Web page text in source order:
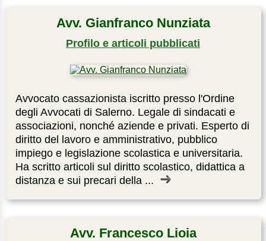
Avv. Gianfranco Nunziata
Profilo e articoli pubblicati
Avvocato cassazionista iscritto presso l'Ordine
degli Avvocati di Salerno. Legale di sindacati e
associazioni, nonché aziende e privati. Esperto di
diritto del lavoro e amministrativo, pubblico
impiego e legislazione scolastica e universitaria.
Ha scritto articoli sul diritto scolastico, didattica a
distanza e sui precari della ...
Avv. Francesco Lioia